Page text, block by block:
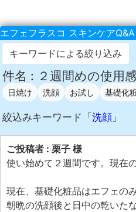
エフェフラスコ スキンケア
キーワードによる絞り込み
件名 : ２週間めの使用感
日焼け 洗顔 お試し 基礎化
絞込みキーワード「 洗顔 」
ご投稿者 : 栗子 様
使い始めて２週間です。現在
現在、基礎化粧品はエフェのみ
朝晩の洗顔後と日中の乾いた